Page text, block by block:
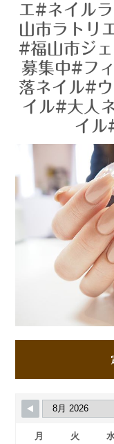
エ#ネイル
山市ラトリ
#福山市ジ
募集中#フ
落ネイル#
イル#大人
イル
月 火